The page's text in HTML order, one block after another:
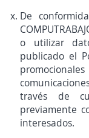
De
o utilizar
publicado el
través de
previamente
interesados.